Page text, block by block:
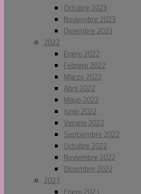
Octubre 2023
Noviembre 2023
Diciembre 2023
2022
Enero 2022
Febrero 2022
Marzo 2022
Abril 2022
Mayo 2022
Junio 2022
Verano 2022
Septiembre 2022
Octubre 2022
Noviembre 2022
Diciembre 2022
2021